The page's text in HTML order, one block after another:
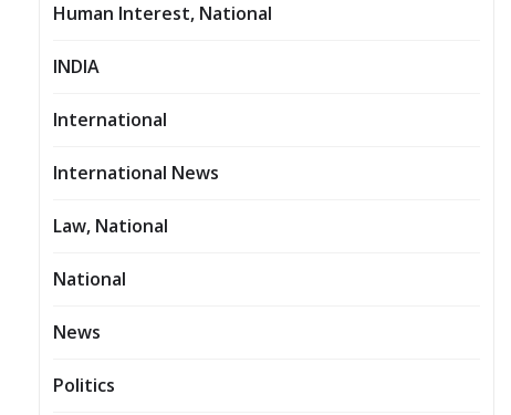
Human Interest, National
INDIA
International
International News
Law, National
National
News
Politics